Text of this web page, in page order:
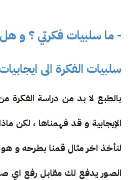
- ما سلبيات فكرتي ؟ و
سلبيات الفكرة الى
بالطبع لا بد من دراسة الفكرة
الإيجابية و قد فهمناها ، لكن
لنأخذ اخر مثال قمنا بطرحه و
الصور يدفع لك مقابل رفع اي